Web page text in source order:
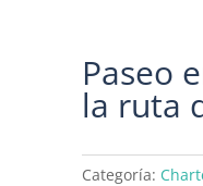
Paseo
la ruta
Categoría: